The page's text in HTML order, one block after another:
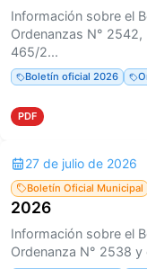
Información sobre el
Ordenanzas N°
465/2...
Boletín oficial 2026
PDF
27 de julio de 2026
Boletín Oficial Municipal
2026
Información sobre el
Ordenanza N° 2538